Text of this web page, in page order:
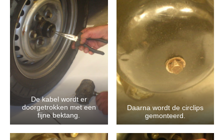
De kabel wordt er
doorgetrokken met een
fijne bektang.
Daarna wordt de circlips
gemonteerd.